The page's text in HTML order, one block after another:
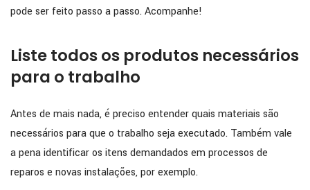
pode ser feito passo a passo. Acompanhe!
Liste todos os produtos necessários
para o trabalho
Antes de mais nada, é preciso entender quais materiais são
necessários para que o trabalho seja executado. Também vale
a pena identificar os itens demandados em processos de
reparos e novas instalações, por exemplo.